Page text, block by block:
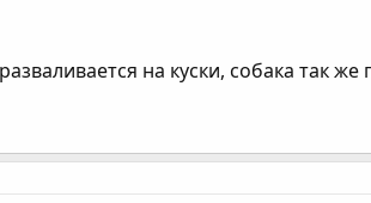
на куски, собака так